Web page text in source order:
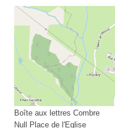
Boîte aux lettres Combre
Null Place de l'Eglise